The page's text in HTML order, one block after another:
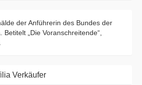
der Anführerin des Bundes der
„Die Voranschreitende“,
Verkäufer